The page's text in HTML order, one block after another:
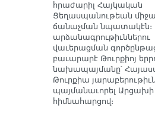
հրաժարիլ Հայկական
Ցեղասպանութեան
ճանաչման նպատակէն։
արձանագրութիւններու
վաւերացման
բաւարարէ Թուրքիոյ
նախապայմանը՝
Թուրքիա
պայմանաւորել Արցախի
հիմնահարցով։